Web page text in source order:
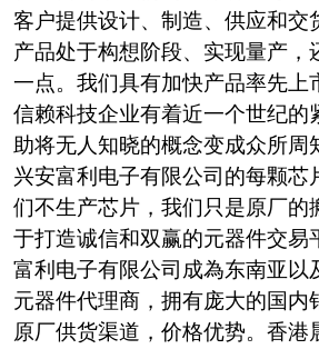
客户提供设计、制造、供应和交
产品处于构想阶段、实现量产，
一点。我们具有加快产品率先上
信赖科技企业有着近一个世纪的
助将无人知晓的概念变成众所周
兴安富利电子有限公司的每颗芯
们不生产芯片，我们只是原厂的
于打造诚信和双赢的元器件交易
富利电子有限公司成為东南亚以
元器件代理商，拥有庞大的国内
原厂供货渠道，价格优势。香港